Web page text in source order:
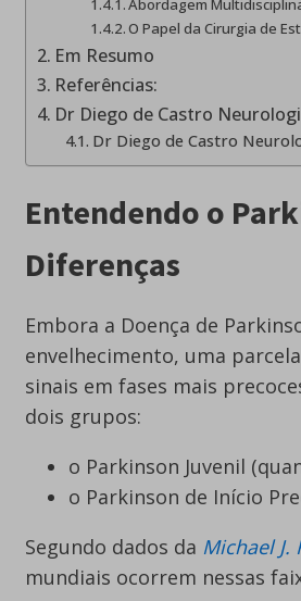
Abordagem
O Papel da Cirurgia de
Em Resumo
Referências:
Dr Diego de Castro
Dr Diego de Castro
Entendendo o
Diferenças
Embora a Doença de
envelhecimento, uma
sinais em fases mais
dois grupos:
o Parkinson Juvenil
o Parkinson de Início
Segundo dados da Michael J.
mundiais ocorrem nessas